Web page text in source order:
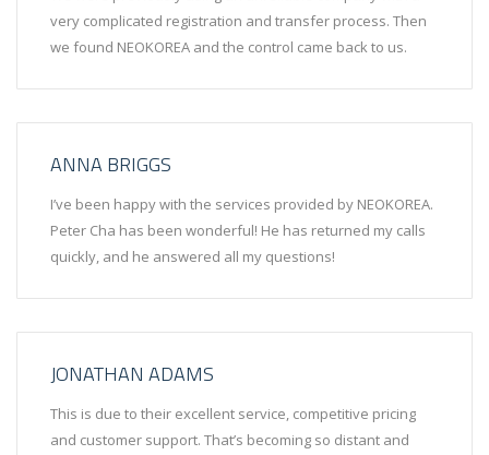
very complicated registration and transfer process. Then
we found NEOKOREA and the control came back to us.
ANNA BRIGGS
I’ve been happy with the services provided by NEOKOREA.
Peter Cha has been wonderful! He has returned my calls
quickly, and he answered all my questions!
JONATHAN ADAMS
This is due to their excellent service, competitive pricing
and customer support. That’s becoming so distant and